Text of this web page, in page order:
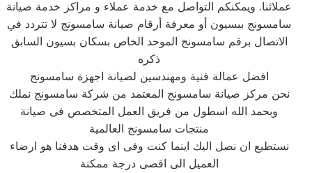
عملائنا. ويمكنكم التواصل مع خدمة عملاء و مراكز خدمة صيانة
سامسونج ببسيون أو معرفة أرقام صيانة سامسونج لا تتردد في
الاتصال برقم سامسونج الموحد الخاص بسكان بسيون السابق
ذكره
افضل عمالة فنية ومهندسين لصيانة اجهزة سامسونج
نحن مركز صيانة سامسونج المعتمد من شركة سامسونج نملك
وبحمد الله اسطول من فريق العمل المتخصص فى صيانة
منتجات سامسونج العالمية
نستطيع ان نصل اليك اينما كنت وفى اى وقت هدفنا هو ارضاء
العميل الى اقصى درجة ممكنة